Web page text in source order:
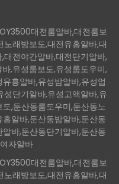
대전룸알바,대전룸보
래방보도,대전유흥알바,대
전야간알바,대전단기알바,
,유성룸보도,유성룸도우미,
흥알바,유성밤알바,유성업
단기알바,유성고액알바,유
,둔산동룸도우미,둔산동노
알바,둔산동밤알바,둔산동
바,둔산동단기알바,둔산동
자알바
대전룸알바,대전룸보
래방보도,대전유흥알바,대